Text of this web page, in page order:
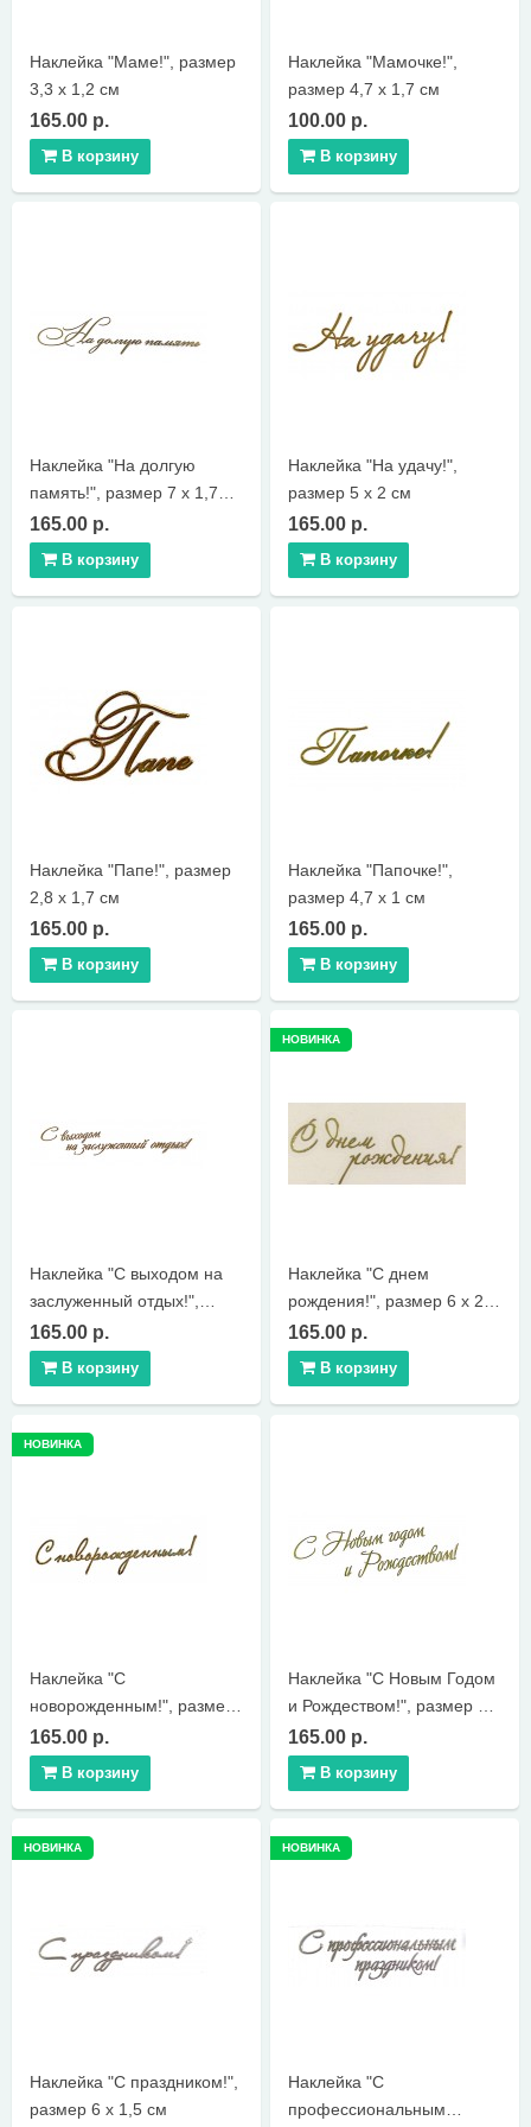
Наклейка "Маме!", размер
3,3 х 1,2 см
165.00 р.
В корзину
Наклейка "Мамочке!",
размер 4,7 х 1,7 см
100.00 р.
В корзину
Наклейка "На долгую
память!", размер 7 х 1,7
см
165.00 р.
В корзину
Наклейка "На удачу!",
размер 5 х 2 см
165.00 р.
В корзину
Наклейка "Папе!", размер
2,8 х 1,7 см
165.00 р.
В корзину
Наклейка "Папочке!",
размер 4,7 х 1 см
165.00 р.
В корзину
Наклейка "С выходом на
заслуженный отдых!",
размер 7,2 х 1,7 см
165.00 р.
В корзину
НОВИНКА
Наклейка "С днем
рождения!", размер 6 х 2,5
см
165.00 р.
В корзину
НОВИНКА
Наклейка "С
новорожденным!", размер
6,1 х 1,5 см
165.00 р.
В корзину
Наклейка "С Новым Годом
и Рождеством!", размер 7 х
2 см
165.00 р.
В корзину
НОВИНКА
Наклейка "С праздником!",
размер 6 х 1,5 см
НОВИНКА
Наклейка "С
профессиональным